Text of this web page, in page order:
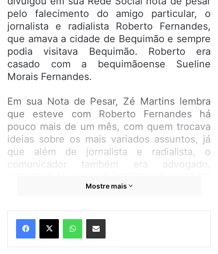
pelo falecimento do amigo particular, o
jornalista e radialista Roberto Fernandes,
que amava a cidade de Bequimão e sempre
podia visitava Bequimão. Roberto era
casado com a bequimãoense Sueline
Morais Fernandes.
Em sua Nota de Pesar, Zé Martins lembra
que esteve com Roberto Fernandes há
pouco mais de um mês, com quem trocava
ideias sobre os mais variados assuntos, já
que além de jornalista e radialista, o
comunicador também era advogado.
NOTA DE PESAR
Mostre mais